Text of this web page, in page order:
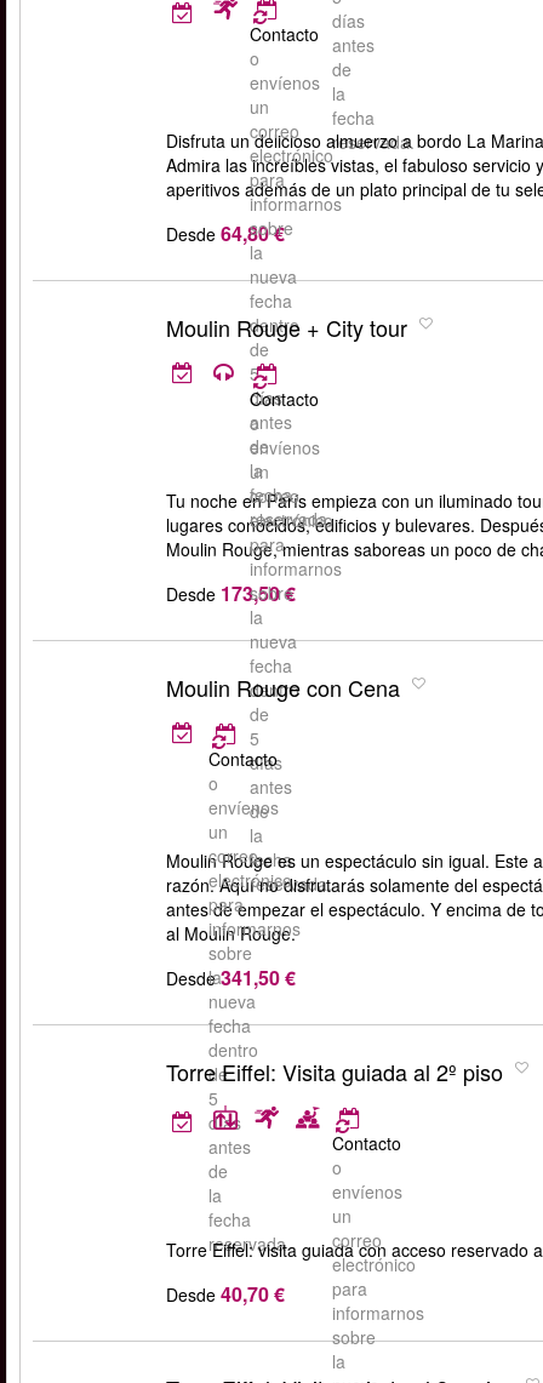
días
antes
de
la
fecha
reservada.
Contacto
o
envíenos
un
correo
electrónico
para
informarnos
sobre
la
nueva
fecha
dentro
de
5
días
antes
de
la
fecha
reservada.
Disfruta un delicioso almuerzo a bordo La
Admira las increíbles vistas, el fabuloso
aperitivos además de un plato principal de tu
Desde 64,80 €
Moulin Rouge + City tour
Contacto
o
envíenos
un
correo
electrónico
para
informarnos
sobre
la
nueva
fecha
dentro
de
5
días
antes
de
la
fecha
reservada.
Tu noche en París empieza con un iluminado
lugares conocidos, edificios y bulevares.
Moulin Rouge, mientras saboreas un poco de
Desde 173,50 €
Moulin Rouge con Cena
Contacto
o
envíenos
un
correo
electrónico
para
informarnos
sobre
la
nueva
fecha
dentro
de
5
días
antes
de
la
fecha
reservada.
Moulin Rouge es un espectáculo sin igual.
razón. Aquí no disfrutarás solamente del
antes de empezar el espectáculo. Y encima de
al Moulin Rouge.
Desde 341,50 €
Torre Eiffel: Visita guiada al 2º piso
Contacto
o
envíenos
un
correo
electrónico
para
informarnos
sobre
la
Torre Eiffel: visita guiada con acceso
Desde 40,70 €